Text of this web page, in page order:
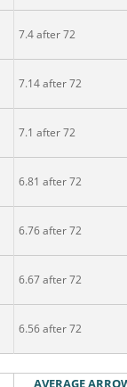
7.4 after 72
7.14 after 72
7.1 after 72
6.81 after 72
6.76 after 72
6.67 after 72
6.56 after 72
AVERAGE